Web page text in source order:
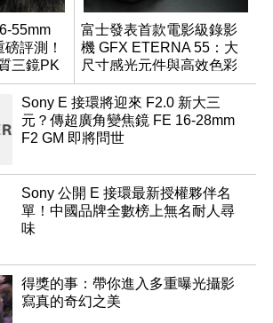
55mm
評測！
三鏡PK
富士發表首款電影級錄影
機 GFX ETERNA 55：大
尺寸感光元件與高效色彩
管理
Sony E 接環將迎來 F2.0 新大三
元？傳超廣角變焦鏡 FE 16-28mm
F2 GM 即將問世
Sony 公開 E 接環最新授權夥伴名
單！中國品牌全數榜上無名耐人尋
味
得獎的事：帶你進入多重曝光攝影
寫真的奇幻之美